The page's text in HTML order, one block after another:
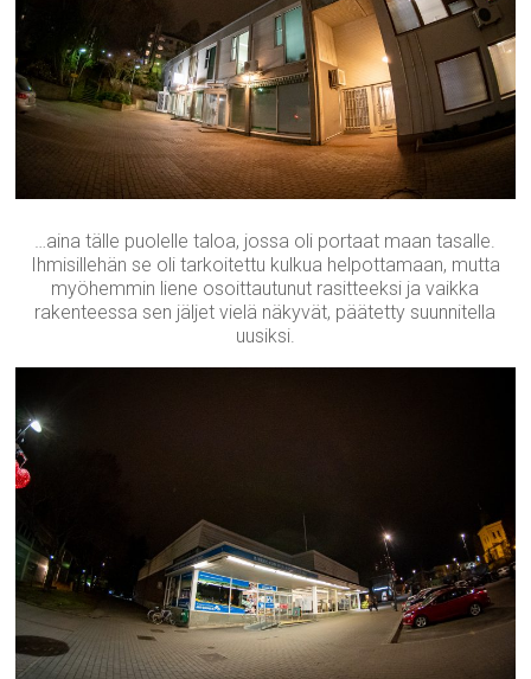
…aina tälle puolelle taloa, jossa oli portaat maan tasalle.
Ihmisillehän se oli tarkoitettu kulkua helpottamaan, mutta
myöhemmin liene osoittautunut rasitteeksi ja vaikka
rakenteessa sen jäljet vielä näkyvät, päätetty suunnitella
uusiksi.